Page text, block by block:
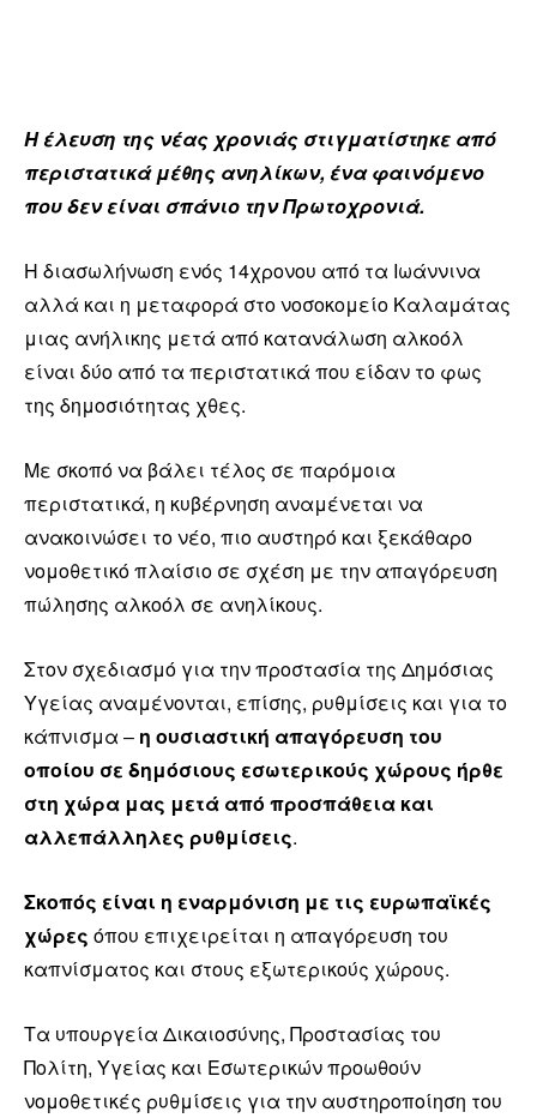
Η έλευση της νέας χρονιάς στιγματίστηκε από
περιστατικά μέθης ανηλίκων, ένα φαινόμενο
που δεν είναι σπάνιο την Πρωτοχρονιά.
Η διασωλήνωση ενός 14χρονου από τα Ιωάννινα
αλλά και η μεταφορά στο νοσοκομείο Καλαμάτας
μιας ανήλικης μετά από κατανάλωση αλκοόλ
είναι δύο από τα περιστατικά που είδαν το φως
της δημοσιότητας χθες.
Με σκοπό να βάλει τέλος σε παρόμοια
περιστατικά, η κυβέρνηση αναμένεται να
ανακοινώσει το νέο, πιο αυστηρό και ξεκάθαρο
νομοθετικό πλαίσιο σε σχέση με την απαγόρευση
πώλησης αλκοόλ σε ανηλίκους.
Στον σχεδιασμό για την προστασία της Δημόσιας
Υγείας αναμένονται, επίσης, ρυθμίσεις και για το
κάπνισμα – η ουσιαστική απαγόρευση του
οποίου σε δημόσιους εσωτερικούς χώρους ήρθε
στη χώρα μας μετά από προσπάθεια και
αλλεπάλληλες ρυθμίσεις.
Σκοπός είναι η εναρμόνιση με τις ευρωπαϊκές
χώρες όπου επιχειρείται η απαγόρευση του
καπνίσματος και στους εξωτερικούς χώρους.
Τα υπουργεία Δικαιοσύνης, Προστασίας του
Πολίτη, Υγείας και Εσωτερικών προωθούν
νομοθετικές ρυθμίσεις για την αυστηροποίηση του